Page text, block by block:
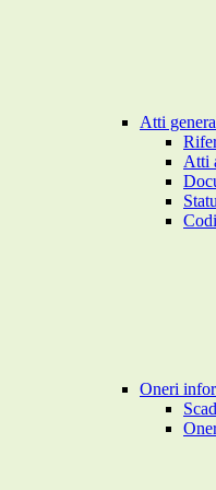
Atti
Atti
Oneri